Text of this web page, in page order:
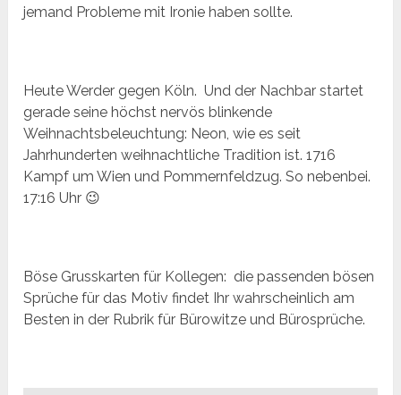
jemand Probleme mit Ironie haben sollte.
Heute Werder gegen Köln. Und der Nachbar startet
gerade seine höchst nervös blinkende
Weihnachtsbeleuchtung: Neon, wie es seit
Jahrhunderten weihnachtliche Tradition ist. 1716
Kampf um Wien und Pommernfeldzug. So nebenbei.
17:16 Uhr 😉
Böse Grusskarten für Kollegen: die passenden bösen
Sprüche für das Motiv findet Ihr wahrscheinlich am
Besten in der Rubrik für Bürowitze und Bürosprüche.